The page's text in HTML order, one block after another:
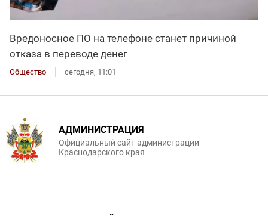
Вредоносное ПО на телефоне станет причиной
отказа в переводе денег
Общество сегодня, 11:01
АДМИНИСТРАЦИЯ
Официальный сайт администрации
Краснодарского края